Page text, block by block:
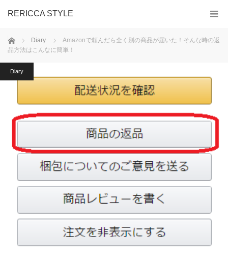
RERICCA STYLE
ホーム Diary
Amazonで頼んだら全く別の商品が届いた！そんな時の返
品方法はこんなに簡単！
Diary